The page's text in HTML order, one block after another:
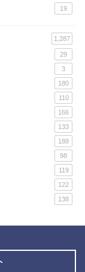
19
1,287
29
3
180
110
166
133
188
98
119
122
138